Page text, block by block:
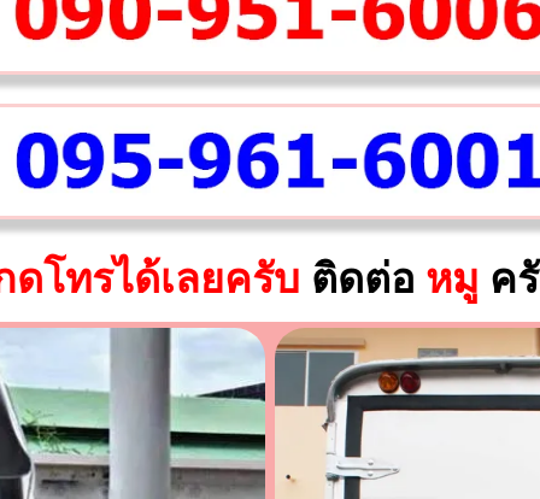
ดโทรได้เลยครับ ติดต่อ หมู ค